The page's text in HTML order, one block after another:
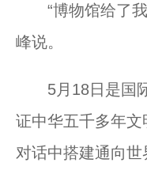
“博物馆给了我
峰说。
5月18日是国际
证中华五千多年
对话中搭建通向世